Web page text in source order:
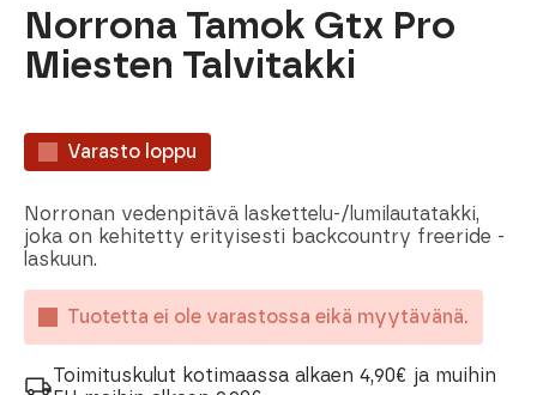
Norrona Tamok Gtx Pro
Miesten Talvitakki
Varasto loppu
Norronan vedenpitävä laskettelu-/lumilautatakki,
joka on kehitetty erityisesti backcountry freeride -
laskuun.
Tuotetta ei ole varastossa eikä myytävänä.
Toimituskulut kotimaassa alkaen 4,90€ ja muihin